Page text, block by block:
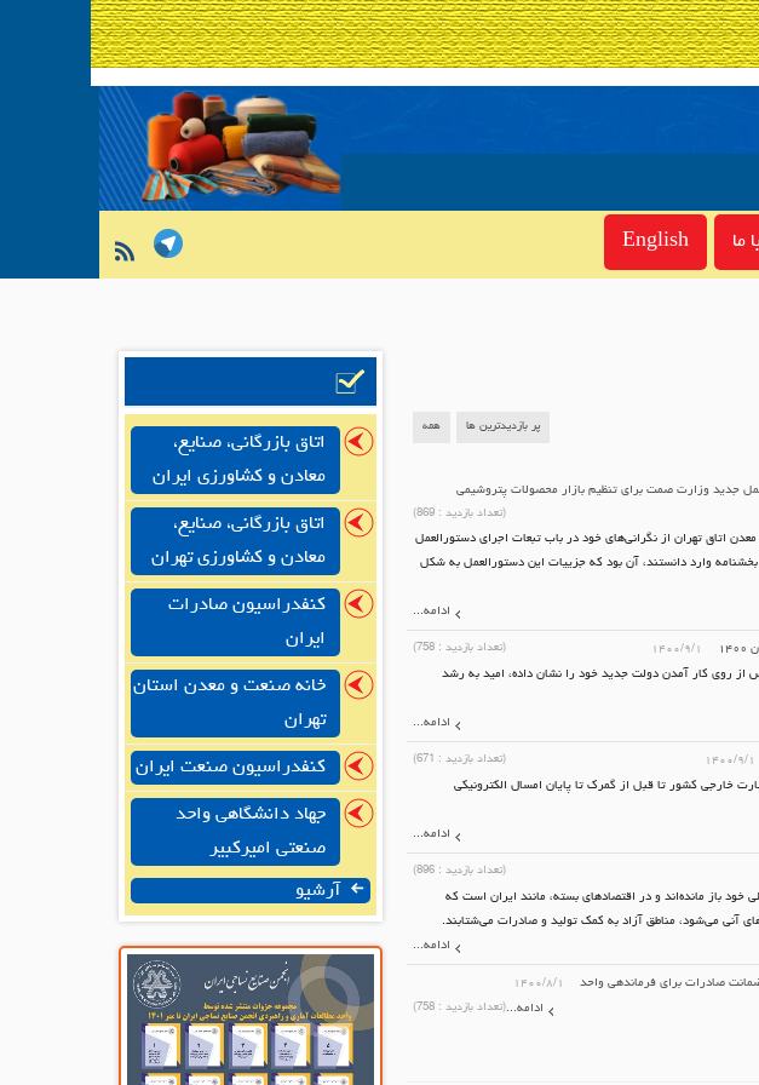
ما English
پر بازدیدترین ها همه
جدید وزارت صمت برای تنظیم بازار محصولات پتروشیمی
(تعداد بازدید : 869
)
اتاق تهران از نگرانی‌های خود در باب تبعات اجرای دستورالعمل
وارد دانستند، آن بود که جزییات این دستورالعمل به شکل
ادامه...
۱۴۰۰/۹/۱ (تعداد بازدید : 758
)
از روی کار آمدن دولت جدید خود را نشان داده، امید به رشد
ادامه...
۱۴۰۰/۹/۱ (تعداد بازدید : 671
)
خارجی کشور تا قبل از گمرک تا پایان امسال الکترونیکی
ادامه...
(تعداد بازدید : 896
)
باز مانده‌اند و در اقتصادهای بسته، مانند ایران است که
آنی می‌شود، مناطق آزاد به کمک تولید و صادرات می‌شتابند.
ادامه...
۱۴۰۰/۸/۱
(تعداد بازدید : 758
) ادامه...
اتاق بازرگانی، صنایع،
معادن و کشاورزی ایران
اتاق بازرگانی، صنایع،
معادن و کشاورزی تهران
کنفدراسیون صادرات
ایران
خانه صنعت و معدن استان
تهران
کنفدراسیون صنعت ایران
جهاد دانشگاهی واحد
صنعتی امیرکبیر
آرشیو